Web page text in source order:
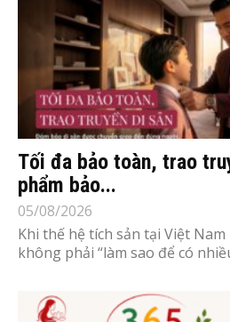
Tối đa bảo toàn, trao
phẩm bảo...
05/08/2026
Khi thế hệ tích sản tại Việt
không phải “làm sao để có